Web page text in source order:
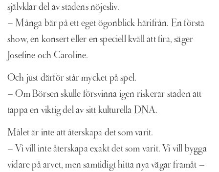
självklar del av stadens nöjesliv.
– Många bär på ett eget ögonblick härifrån. En första
show, en konsert eller en speciell kväll att fira, säger
Josefine och Caroline.
Och just därför står mycket på spel.
– Om Börsen skulle försvinna igen riskerar staden att
tappa en viktig del av sitt kulturella DNA.
Målet är inte att återskapa det som varit.
– Vi vill inte återskapa exakt det som varit. Vi vill bygga
vidare på arvet, men samtidigt hitta nya vägar framåt –